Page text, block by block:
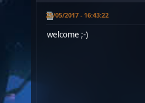
25/05/2017 - 16:43:22
welcome ;-)